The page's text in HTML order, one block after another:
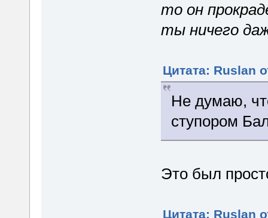
то он
ты ничего
Цитата: Ruslan
Не думаю,
ступором
Это был
Цитата: Ruslan